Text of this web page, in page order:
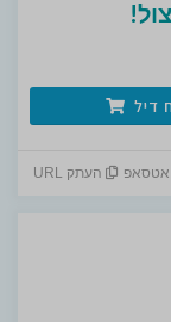
דיל
העתק URL